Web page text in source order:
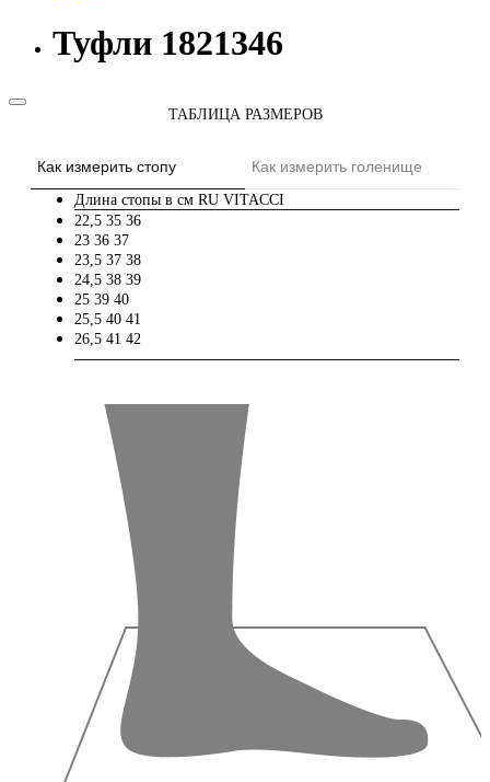
Туфли 1821346
ТАБЛИЦА РАЗМЕРОВ
Как измерить стопу Как измерить голенище
Длина стопы в см RU VITACCI
22,5 35 36
23 36 37
23,5 37 38
24,5 38 39
25 39 40
25,5 40 41
26,5 41 42